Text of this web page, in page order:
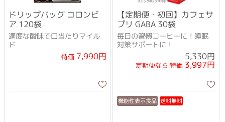
ドリップバッグ コロンビ
ア 120袋
適度な酸味で口当たりマイル
ド
特価7,990円
【定期便・初回】カフェサ
プリ GABA 30袋
毎日の習慣コーヒーに！睡眠
対策サポートに！
5,330円
定期便なら 特価3,997円
機能性表示食品 送料無料